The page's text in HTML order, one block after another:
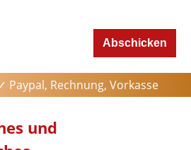
Abschicken
Paypal, Rechnung, Vorkasse
und